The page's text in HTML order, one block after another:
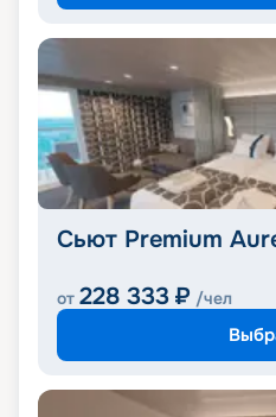
Сьют Premium
от 228 333 ₽ /чел